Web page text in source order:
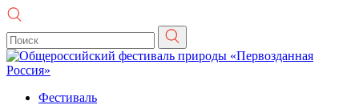
Фестиваль